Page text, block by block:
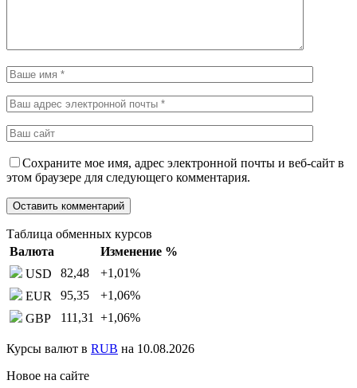
Сохраните мое имя, адрес электронной почты и веб-сайт в
этом браузере для следующего комментария.
Таблица обменных курсов
Валюта
Изменение %
USD
82,48 +1,01%
EUR
95,35 +1,06%
GBP
111,31 +1,06%
Курсы валют в RUB на 10.08.2026
Новое на сайте